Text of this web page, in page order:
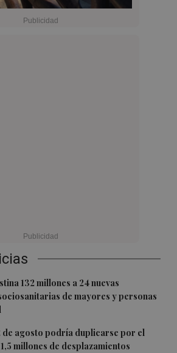
132 millones a 24 nuevas
de mayores y personas
de agosto podría duplicarse por el
millones de desplazamientos